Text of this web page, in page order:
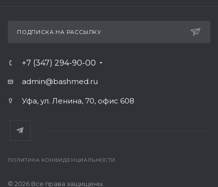
ПОДПИСКА НА РАССЫЛКУ
+7 (347) 294-90-00
admin@bashmed.ru
Уфа, ул. Ленина, 70, офис 608
ПОЛИТИКА КОНФИДЕНЦИАЛЬНОСТИ
© 2026 Все права защищены.